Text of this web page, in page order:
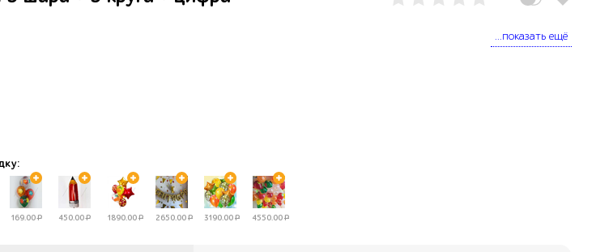
...показать ещё
169.00Р 450.00Р 1890.00Р 2650.00Р 3190.00Р 4550.00Р